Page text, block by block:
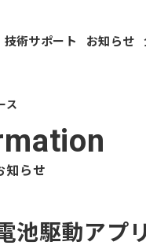
技術サポート お知らせ
ス
知らせ
池駆動ア